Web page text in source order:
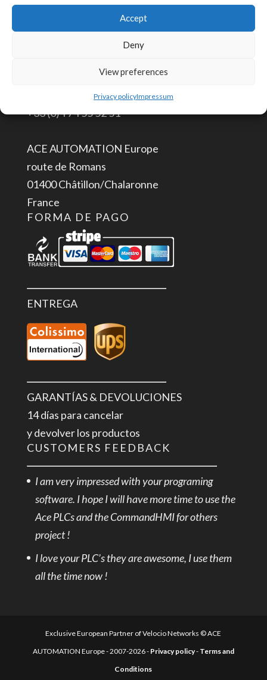
Accept
Deny
View preferences
Privacy policyImpressum
info@aceautomation.eu
+33 (0)4 74 55 52 51
ACE AUTOMATION Europe
route de Romans
01400 Châtillon/Chalaronne
France
FORMA DE PAGO
ENTREGA
GARANTÍAS & DEVOLUCIONES
14 días para cancelar
y devolver los productos
CUSTOMERS FEEDBACK
I am very impressed with your programing
software. I hope I will have more time to use the
Ace PLCs and the CommandHMI for others
project !
I love your PLC’s they are awesome, I use them
all the time now !
Exclusive European Partner of Velocio Networks © ACE
AUTOMATION Europe - 2007-2026 - Privacy policy- Terms and
Conditions